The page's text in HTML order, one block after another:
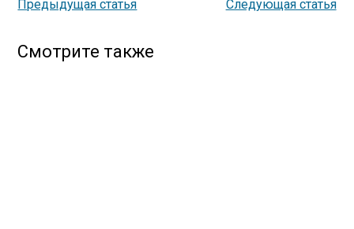
Предыдущая статья Следующая статья
Смотрите также